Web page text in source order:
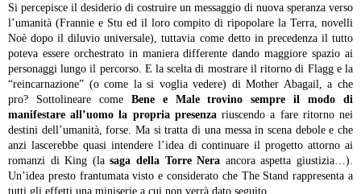
Si percepisce il desiderio di costruire un messaggio di nuova speranza verso
l’umanità (Frannie e Stu ed il loro compito di ripopolare la Terra, novelli
Noè dopo il diluvio universale), tuttavia come detto in precedenza il tutto
poteva essere orchestrato in maniera differente dando maggiore spazio ai
personaggi lungo il percorso. E la scelta di mostrare il ritorno di Flagg e la
“reincarnazione” (o come la si voglia vedere) di Mother Abagail, a che
pro? Sottolineare come Bene e Male trovino sempre il modo di
manifestare all’uomo la propria presenzariuscendo a fare ritorno nei
destini dell’umanità, forse. Ma si tratta di una messa in scena debole e che
anzi lascerebbe quasi intendere l’idea di continuare il progetto attorno ai
romanzi di King (lasaga della Torre Nera ancora aspetta giustizia…).
Un’idea presto frantumata visto e considerato che The Stand rappresenta a
tutti gli effetti una miniserie a cui non verrà dato seguito.